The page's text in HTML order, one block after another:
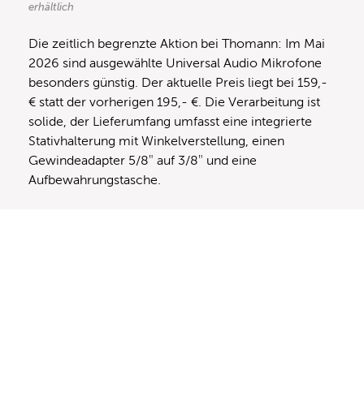
erhältlich
Die zeitlich begrenzte Aktion bei Thomann: Im Mai
2026 sind ausgewählte Universal Audio Mikrofone
besonders günstig. Der aktuelle Preis liegt bei 159,-
€ statt der vorherigen 195,- €. Die Verarbeitung ist
solide, der Lieferumfang umfasst eine integrierte
Stativhalterung mit Winkelverstellung, einen
Gewindeadapter 5/8″ auf 3/8″ und eine
Aufbewahrungstasche.